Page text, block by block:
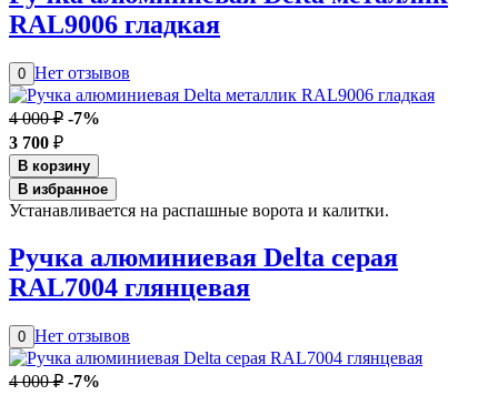
RAL9006 гладкая
0 Нет отзывов
4 000 ₽ -7%
3 700 ₽
В корзину
В избранное
Устанавливается на распашные ворота и калитки.
Ручка алюминиевая Delta серая
RAL7004 глянцевая
0 Нет отзывов
4 000 ₽ -7%